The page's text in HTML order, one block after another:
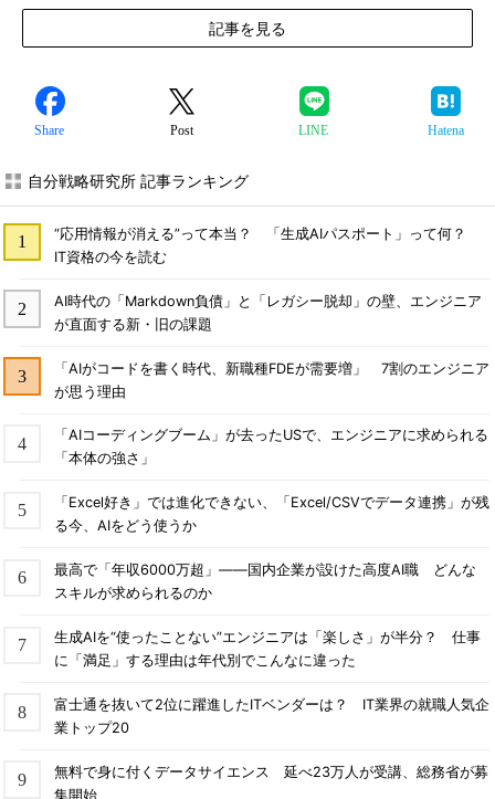
記事を見る
Share Post LINE Hatena
自分戦略研究所 記事ランキング
“応用情報が消える”って本当？ 「生成AIパスポート」って何？
IT資格の今を読む
AI時代の「Markdown負債」と「レガシー脱却」の壁、エンジニア
が直面する新・旧の課題
「AIがコードを書く時代、新職種FDEが需要増」 7割のエンジニア
が思う理由
「AIコーディングブーム」が去ったUSで、エンジニアに求められる
「本体の強さ」
「Excel好き」では進化できない、「Excel/CSVでデータ連携」が残
る今、AIをどう使うか
最高で「年収6000万超」――国内企業が設けた高度AI職 どんな
スキルが求められるのか
生成AIを“使ったことない”エンジニアは「楽しさ」が半分？ 仕事
に「満足」する理由は年代別でこんなに違った
富士通を抜いて2位に躍進したITベンダーは？ IT業界の就職人気企
業トップ20
無料で身に付くデータサイエンス 延べ23万人が受講、総務省が募
集開始